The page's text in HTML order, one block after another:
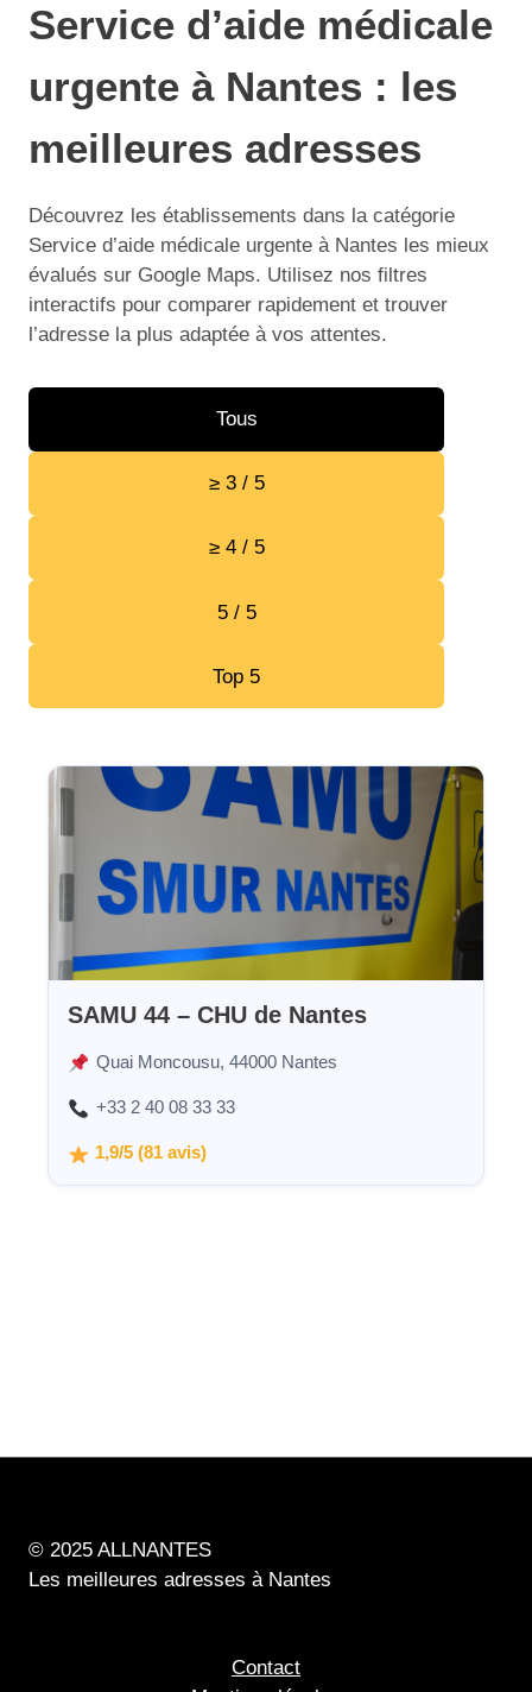
Service d’aide médicale
urgente à Nantes : les
meilleures adresses
Découvrez les établissements dans la catégorie
Service d’aide médicale urgente à Nantes les mieux
évalués sur Google Maps. Utilisez nos filtres
interactifs pour comparer rapidement et trouver
l’adresse la plus adaptée à vos attentes.
Tous
≥ 3 / 5
≥ 4 / 5
5 / 5
Top 5
SAMU 44 – CHU de Nantes
Quai Moncousu, 44000 Nantes
+33 2 40 08 33 33
1,9/5 (81 avis)
© 2025 ALLNANTES
Les meilleures adresses à Nantes
Contact